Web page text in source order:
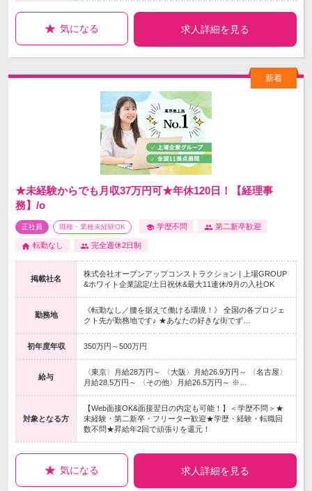
気になる 求人詳細を見る
★未経験からでも月収37万円可★年休120日！【経理事
務】/o
正社員 職種・業種未経験OK 学歴不問 第二新卒歓迎
転勤なし 完全週休2日制
掲載社名
株式会社オープンアップコンストラクション | 上場GROUP
&ホワイト企業認定/土日祝休&最大11連休/9月の入社OK
勤務地
《転勤なし／腰を据えて働ける環境！》 全国の各プロジェ
クト先が勤務地です♪ ★あなたの好きな街でず…
初年度年収 350万円～500万円
給与
〈東京〉月給28万円～ 〈大阪〉月給26.9万円～ 〈名古屋〉
月給28.5万円～ 〈その他〉月給26.5万円～ ※…
対象となる方
【Web面接OK&面接翌日の内定も可能！】＜学歴不問＞★
未経験・第二新卒・フリーター歓迎★学歴・経験・転職回
数不問★昇給年2回で頑張りを還元！
気になる 求人詳細を見る